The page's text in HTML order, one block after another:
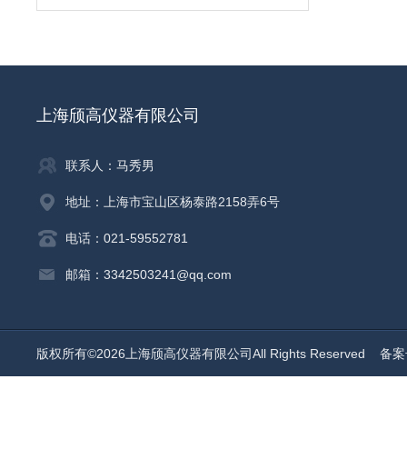
上海颀高仪器有限公司
联系人：马秀男
地址：上海市宝山区杨泰路2158弄6号
电话：021-59552781
邮箱：3342503241@qq.com
版权所有©2026上海颀高仪器有限公司All Rights Reserved 备